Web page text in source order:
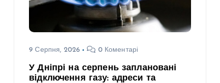
9 Серпня, 2026 0 Коментарі
У Дніпрі на серпень заплановані
відключення газу: адреси та